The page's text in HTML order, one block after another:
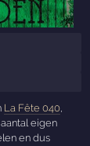
La Fête 040,
eigen
en dus